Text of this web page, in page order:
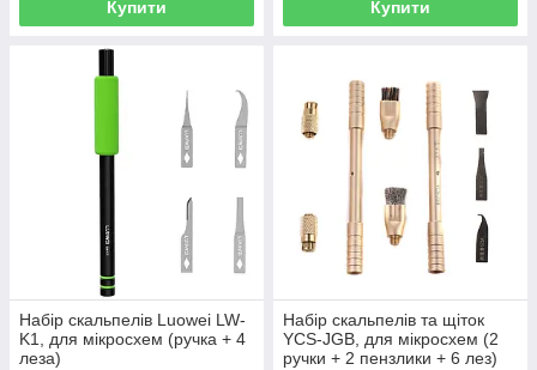
Купити Купити
Набір скальпелів Luowei LW-
K1, для мікросхем (ручка + 4
леза)
Набір скальпелів та щіток
YCS-JGB, для мікросхем (2
ручки + 2 пензлики + 6 лез)